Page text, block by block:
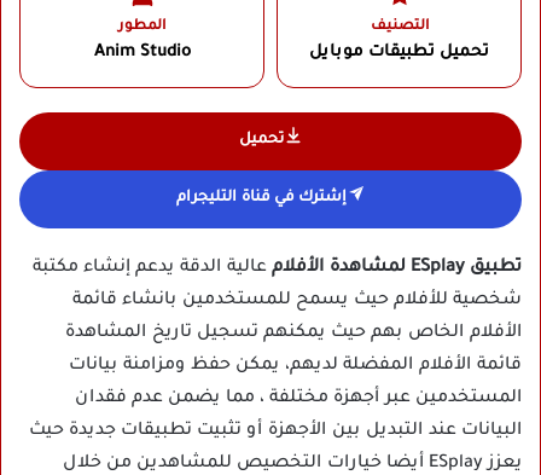
التصنيف
تحميل تطبيقات موبايل
المطور
Anim Studio‏
تحميل
إشترك في قناة التليجرام
تطبيق ESplay لمشاهدة الأفلام
عالية الدقة يدعم إنشاء مكتبة
شخصية للأفلام حيث يسمح للمستخدمين بانشاء قائمة
الأفلام الخاص بهم حيث يمكنهم تسجيل تاريخ المشاهدة
قائمة الأفلام المفضلة لديهم، يمكن حفظ ومزامنة بيانات
المستخدمين عبر أجهزة مختلفة ، مما يضمن عدم فقدان
البيانات عند التبديل بين الأجهزة أو تثبيت تطبيقات جديدة حيث
يعزز ESplay أيضا خيارات التخصيص للمشاهدين من خلال